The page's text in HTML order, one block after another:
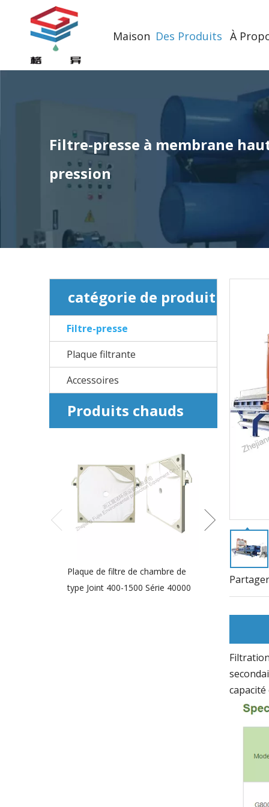
Maison Des Produits À
Filtre-presse à membrane
pression
catégorie de produit
Filtre-presse
Plaque filtrante
Accessoires
Produits chauds
Plaque de filtre de chambre de
type Joint 400-1500 Série 40000
Assiette à
pour la